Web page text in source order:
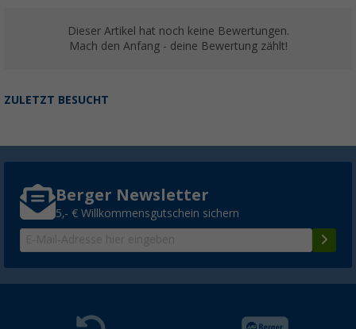
Dieser Artikel hat noch keine Bewertungen.
Mach den Anfang - deine Bewertung zählt!
ZULETZT BESUCHT
Berger Newsletter
5,- € Willkommensgutschein sichern